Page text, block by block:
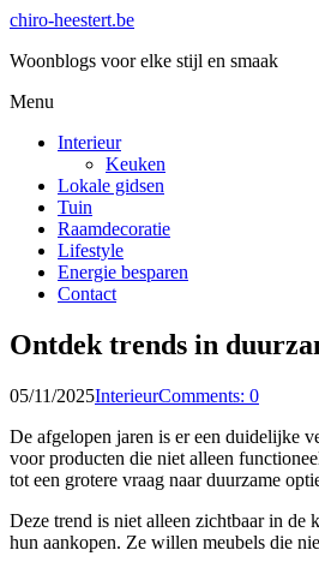
chiro-heestert.be
Woonblogs voor elke stijl en smaak
Menu
Interieur
Keuken
Lokale gidsen
Tuin
Raamdecoratie
Lifestyle
Energie besparen
Contact
Ontdek trends in
05/11/2025InterieurComments: 0
De afgelopen jaren is er een duidelijke
voor producten die niet alleen
tot een grotere vraag naar duurzame
Deze trend is niet alleen zichtbaar in de
hun aankopen. Ze willen meubels die